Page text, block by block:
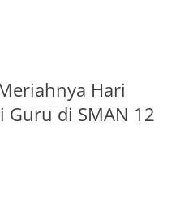
Hari
Guru di SMAN 12